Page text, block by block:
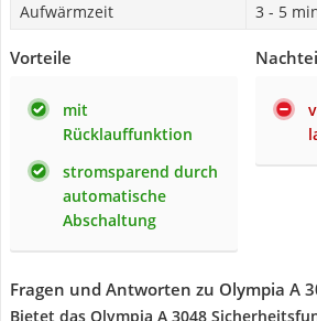
Aufwärmzeit
3 - 5
Vorteile
mit
Rücklauffunktion
stromsparend durch
automatische
Abschaltung
Fragen und Antworten zu Olympia A
Bietet das Olympia A 3048